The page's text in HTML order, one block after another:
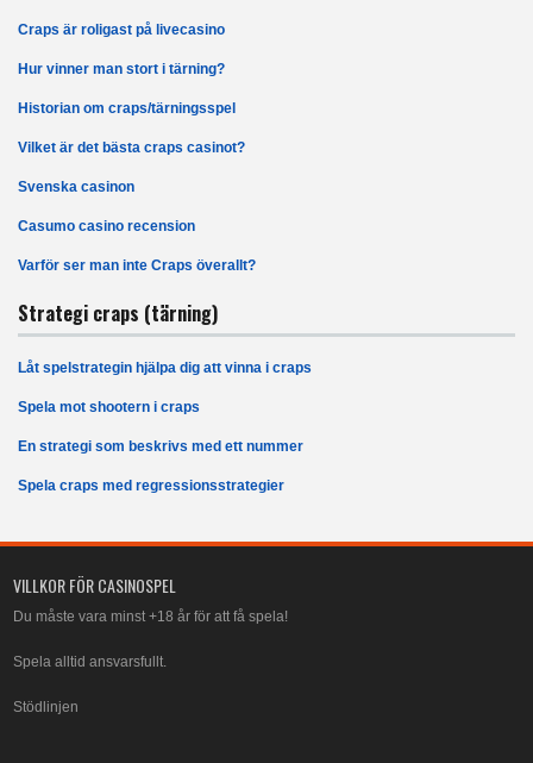
Craps är roligast på livecasino
Hur vinner man stort i tärning?
Historian om craps/tärningsspel
Vilket är det bästa craps casinot?
Svenska casinon
Casumo casino recension
Varför ser man inte Craps överallt?
Strategi craps (tärning)
Låt spelstrategin hjälpa dig att vinna i craps
Spela mot shootern i craps
En strategi som beskrivs med ett nummer
Spela craps med regressionsstrategier
VILLKOR FÖR CASINOSPEL
Du måste vara minst +18 år för att få spela!
Spela alltid ansvarsfullt.
Stödlinjen